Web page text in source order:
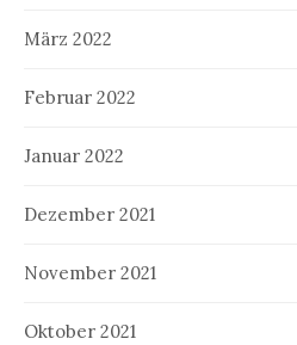
März 2022
Februar 2022
Januar 2022
Dezember 2021
November 2021
Oktober 2021